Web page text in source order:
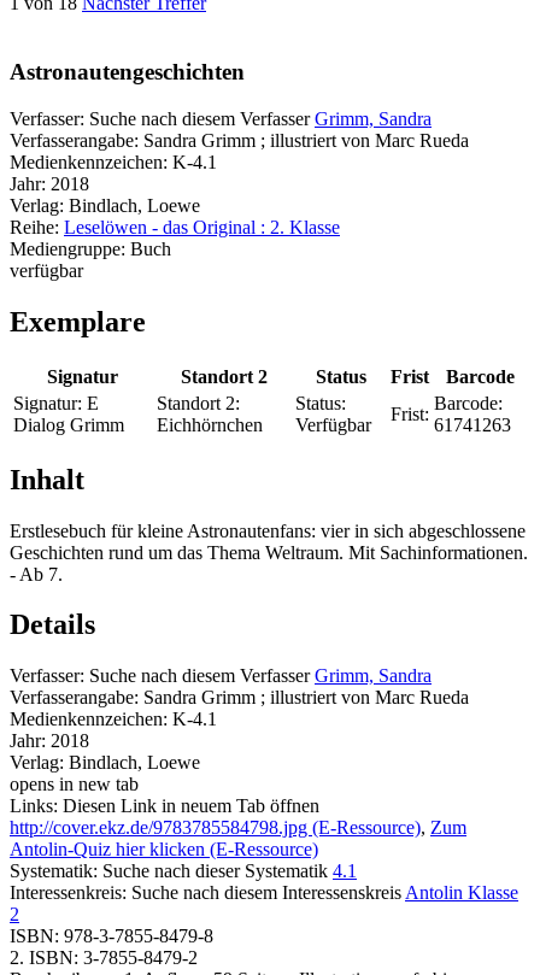
Astronautengeschichten
Verfasser: Suche nach diesem Verfasser Grimm, Sandra
Verfasserangabe: Sandra Grimm ; illustriert von Marc Rueda
Medienkennzeichen: K-4.1
Jahr: 2018
Verlag: Bindlach, Loewe
Reihe: Leselöwen - das Original : 2. Klasse
Mediengruppe: Buch
verfügbar
Exemplare
Signatur Standort 2 Status Frist
Barcode
Signatur: E
Dialog Grimm
Standort 2:
Eichhörnchen
Status:
Verfügbar
Frist:
Barcode:
61741263
Inhalt
Erstlesebuch für kleine Astronautenfans: vier in sich abgeschlossene
Geschichten rund um das Thema Weltraum. Mit Sachinformationen.
- Ab 7.
Details
Verfasser: Suche nach diesem Verfasser Grimm, Sandra
Verfasserangabe: Sandra Grimm ; illustriert von Marc Rueda
Medienkennzeichen: K-4.1
Jahr: 2018
Verlag: Bindlach, Loewe
opens in new tab
Links: Diesen Link in neuem Tab öffnen
http://cover.ekz.de/9783785584798.jpg (E-Ressource), Zum
Antolin-Quiz hier klicken (E-Ressource)
Systematik: Suche nach dieser Systematik 4.1
Interessenkreis: Suche nach diesem Interessenskreis Antolin Klasse
2
ISBN: 978-3-7855-8479-8
2. ISBN: 3-7855-8479-2